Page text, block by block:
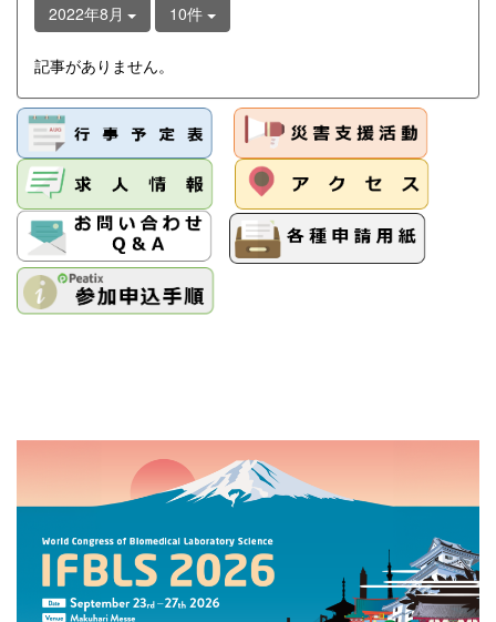
2022年8月 10件
記事がありません。